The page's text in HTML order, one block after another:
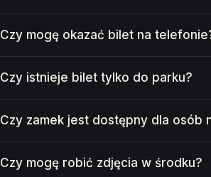
Czy mogę okazać bilet na
Czy istnieje bilet tylko do parku?
Czy zamek jest dostępny dla osób
Czy mogę robić zdjęcia w środku?